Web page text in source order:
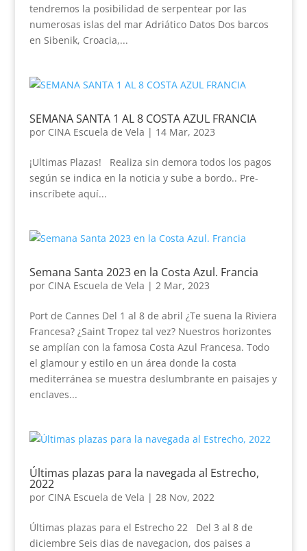
tendremos la posibilidad de serpentear por las
numerosas islas del mar Adriático Datos Dos barcos
en Sibenik, Croacia,...
SEMANA SANTA 1 AL 8 COSTA AZUL FRANCIA
por CINA Escuela de Vela | 14 Mar, 2023
¡Ultimas Plazas! Realiza sin demora todos los pagos
según se indica en la noticia y sube a bordo.. Pre-
inscríbete aquí...
Semana Santa 2023 en la Costa Azul. Francia
por CINA Escuela de Vela | 2 Mar, 2023
Port de Cannes Del 1 al 8 de abril ¿Te suena la Riviera
Francesa? ¿Saint Tropez tal vez? Nuestros horizontes
se amplían con la famosa Costa Azul Francesa. Todo
el glamour y estilo en un área donde la costa
mediterránea se muestra deslumbrante en paisajes y
enclaves...
Últimas plazas para la navegada al Estrecho,
2022
por CINA Escuela de Vela | 28 Nov, 2022
Últimas plazas para el Estrecho 22 Del 3 al 8 de
diciembre Seis dias de navegacion, dos paises a